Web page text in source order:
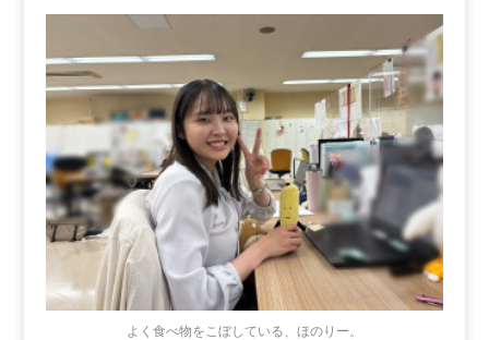
よく食べ物をこぼしている、ほのりー。